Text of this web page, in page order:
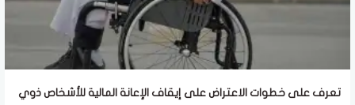
تعرف على خطوات الاعتراض على إيقاف الإعانة المالية للأشخاص ذوي